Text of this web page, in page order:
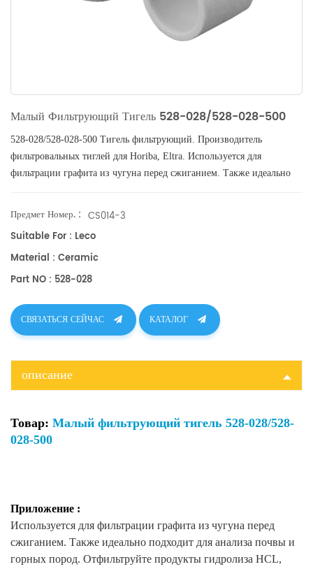
Малый Фильтрующий Тигель 528-028/528-028-500
528-028/528-028-500 Тигель фильтрующий. Производитель
фильтровальных тиглей для Horiba, Eltra. Используется для
фильтрации графита из чугуна перед сжиганием. Также идеально
Предмет Номер. : CS014-3
Suitable For : Leco
Material : Ceramic
Part NO : 528-028
СВЯЗАТЬСЯ СЕЙЧАС КАТАЛОГ
описание
Товар: Малый фильтрующий тигель 528-028/528-
028-500
Приложение :
Используется для фильтрации графита из чугуна перед
сжиганием. Также идеально подходит для анализа почвы и
горных пород. Отфильтруйте продукты гидролиза HCL,